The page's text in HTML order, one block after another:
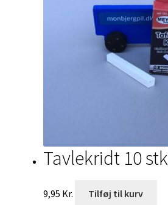
Tavlekridt 10 stk
9,95 Kr. Tilføj til kurv